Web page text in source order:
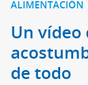
ALIMENTACIÓN
Un vídeo
de todo